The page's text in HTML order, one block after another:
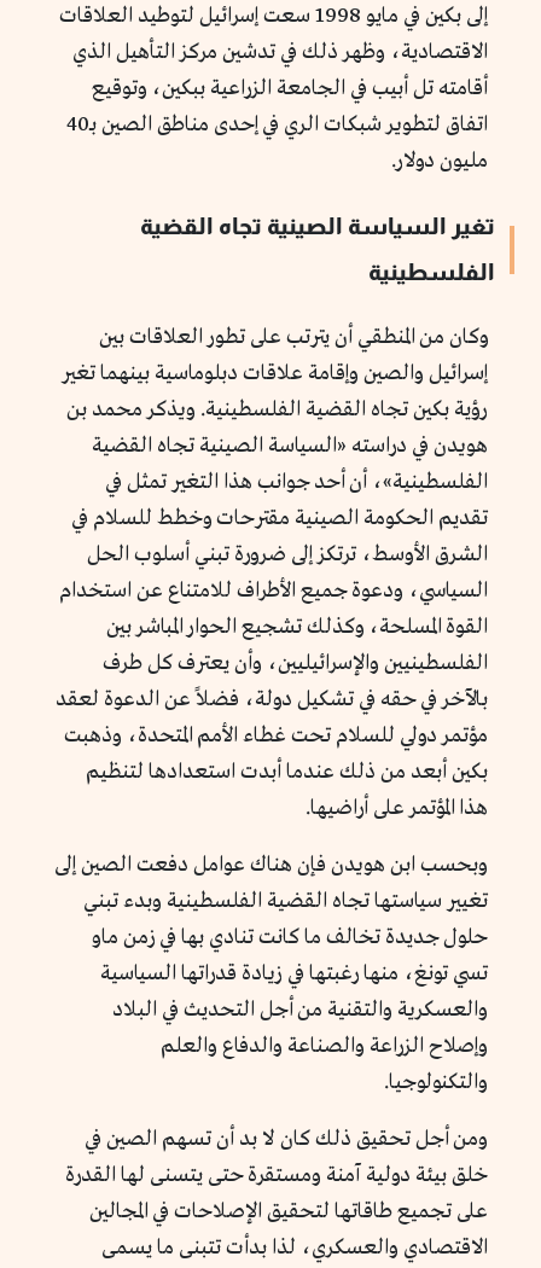
إلى بكين في مايو 1998 سعت إسرائيل لتوطيد العلاقات
الاقتصادية، وظهر ذلك في تدشين مركز التأهيل الذي
أقامته تل أبيب في الجامعة الزراعية ببكين، وتوقيع
اتفاق لتطوير شبكات الري في إحدى مناطق الصين بـ40
مليون دولار.
تغير السياسة الصينية تجاه القضية
الفلسطينية
وكان من المنطقي أن يترتب على تطور العلاقات بين
إسرائيل والصين وإقامة علاقات دبلوماسية بينهما تغير
رؤية بكين تجاه القضية الفلسطينية. ويذكر محمد بن
هويدن في دراسته «السياسة الصينية تجاه القضية
الفلسطينية»، أن أحد جوانب هذا التغير تمثل في
تقديم الحكومة الصينية مقترحات وخطط للسلام في
الشرق الأوسط، ترتكز إلى ضرورة تبني أسلوب الحل
السياسي، ودعوة جميع الأطراف للامتناع عن استخدام
القوة المسلحة، وكذلك تشجيع الحوار المباشر بين
الفلسطينيين والإسرائيليين، وأن يعترف كل طرف
بالآخر في حقه في تشكيل دولة، فضلاً عن الدعوة لعقد
مؤتمر دولي للسلام تحت غطاء الأمم المتحدة، وذهبت
بكين أبعد من ذلك عندما أبدت استعدادها لتنظيم
هذا المؤتمر على أراضيها.
وبحسب ابن هويدن فإن هناك عوامل دفعت الصين إلى
تغيير سياستها تجاه القضية الفلسطينية وبدء تبني
حلول جديدة تخالف ما كانت تنادي بها في زمن ماو
تسي تونغ، منها رغبتها في زيادة قدراتها السياسية
والعسكرية والتقنية من أجل التحديث في البلاد
وإصلاح الزراعة والصناعة والدفاع والعلم
والتكنولوجيا.
ومن أجل تحقيق ذلك كان لا بد أن تسهم الصين في
خلق بيئة دولية آمنة ومستقرة حتى يتسنى لها القدرة
على تجميع طاقاتها لتحقيق الإصلاحات في المجالين
الاقتصادي والعسكري، لذا بدأت تتبنى ما يسمى